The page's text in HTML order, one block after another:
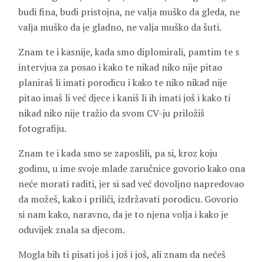
budi fina, budi pristojna, ne valja muško da gleda, ne
valja muško da je gladno, ne valja muško da šuti.
Znam te i kasnije, kada smo diplomirali, pamtim te s
intervjua za posao i kako te nikad niko nije pitao
planiraš li imati porodicu i kako te niko nikad nije
pitao imaš li već djece i kaniš li ih imati još i kako ti
nikad niko nije tražio da svom CV-ju priložiš
fotografiju.
Znam te i kada smo se zaposlili, pa si, kroz koju
godinu, u ime svoje mlade zaručnice govorio kako ona
neće morati raditi, jer si sad već dovoljno napredovao
da možeš, kako i priliči, izdržavati porodicu. Govorio
si nam kako, naravno, da je to njena volja i kako je
oduvijek znala sa djecom.
Mogla bih ti pisati još i još i još, ali znam da nećeš